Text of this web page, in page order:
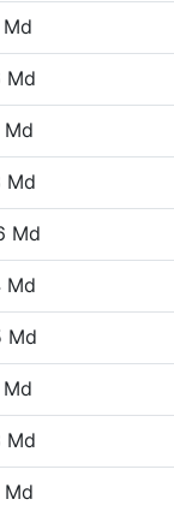
Md
Md
Md
Md
Md
Md
Md
Md